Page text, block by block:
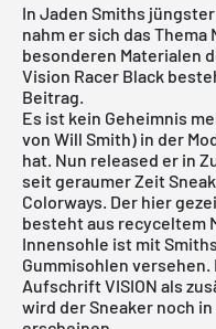
In Jaden Smiths
nahm er sich das
besonderen Materialen
Vision Racer Black
Beitrag.
Es ist kein Geheimnis
von Will Smith) in der
hat. Nun released er in
seit geraumer Zeit
Colorways. Der hier
besteht aus recyceltem
Innensohle ist mit
Gummisohlen
Aufschrift VISION als
wird der Sneaker noch